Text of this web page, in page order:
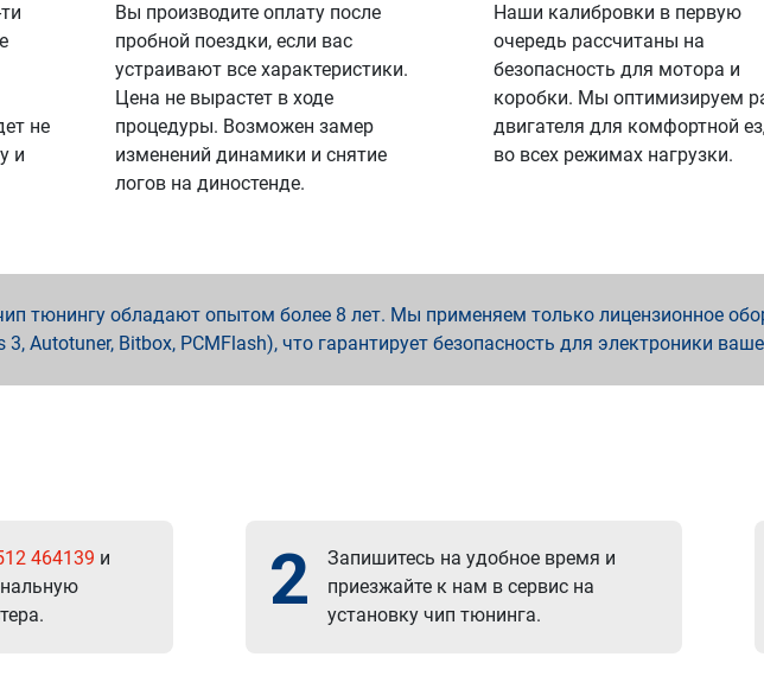
не
и
Вы производите оплату после
пробной поездки, если вас
устраивают все характеристики.
Цена не вырастет в ходе
процедуры. Возможен замер
изменений динамики и снятие
логов на диностенде.
Наши калибровки в первую
очередь рассчитаны на
безопасность для мотора и
коробки. Мы оптимизируем
двигателя для комфортной
во всех режимах нагрузки.
тюнингу обладают опытом более 8 лет. Мы применяем только лицензионное
3, Autotuner, Bitbox, PCMFlash), что гарантирует безопасность для электроники
464139 и
2
Запишитесь на удобное время и
приезжайте к нам в сервис на
установку чип тюнинга.